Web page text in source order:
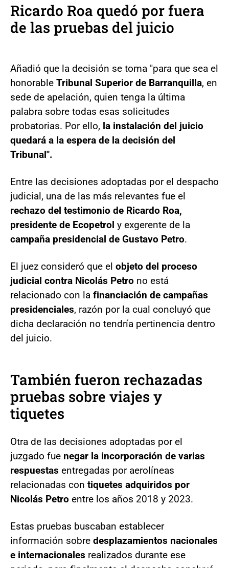
Ricardo Roa quedó por fuera
de las pruebas del juicio
Añadió que la decisión se toma "para que sea el
honorable Tribunal Superior de Barranquilla, en
sede de apelación, quien tenga la última
palabra sobre todas esas solicitudes
probatorias. Por ello, la instalación del juicio
quedará a la espera de la decisión del
Tribunal".
Entre las decisiones adoptadas por el despacho
judicial, una de las más relevantes fue el
rechazo del testimonio de Ricardo Roa,
presidente de Ecopetrol y exgerente de la
campaña presidencial de Gustavo Petro.
El juez consideró que el objeto del proceso
judicial contra Nicolás Petro no está
relacionado con la financiación de campañas
presidenciales, razón por la cual concluyó que
dicha declaración no tendría pertinencia dentro
del juicio.
También fueron rechazadas
pruebas sobre viajes y
tiquetes
Otra de las decisiones adoptadas por el
juzgado fue negar la incorporación de varias
respuestas entregadas por aerolíneas
relacionadas con tiquetes adquiridos por
Nicolás Petro entre los años 2018 y 2023.
Estas pruebas buscaban establecer
información sobre desplazamientos nacionales
e internacionales realizados durante ese